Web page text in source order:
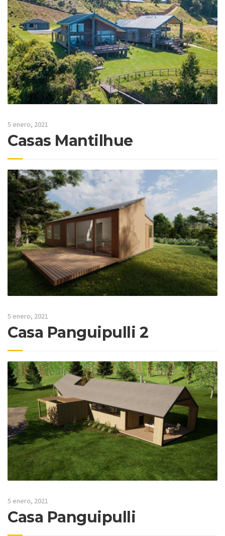
5 enero, 2021
Casas Mantilhue
5 enero, 2021
Casa Panguipulli 2
5 enero, 2021
Casa Panguipulli